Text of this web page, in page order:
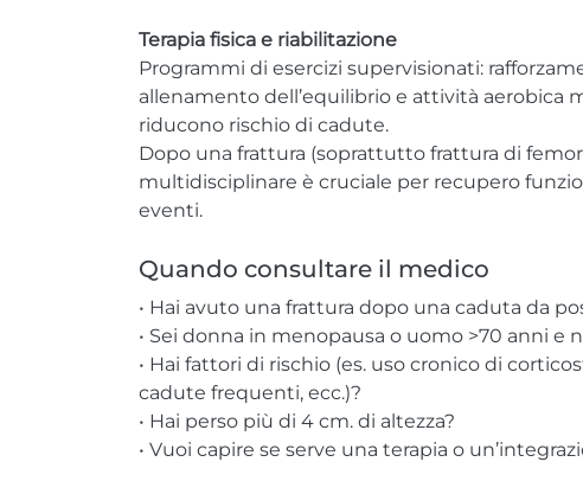
Terapia fisica e riabilitazione
Programmi di esercizi supervisionati:
allenamento dell’equilibrio e attività aerobica
riducono rischio di cadute.
Dopo una frattura (soprattutto frattura di
multidisciplinare è cruciale per recupero
eventi.
Quando consultare il medico
• Hai avuto una frattura dopo una caduta da
• Sei donna in menopausa o uomo >70 anni e
• Hai fattori di rischio (es. uso cronico di
cadute frequenti, ecc.)?
• Hai perso più di 4 cm. di altezza?
• Vuoi capire se serve una terapia o